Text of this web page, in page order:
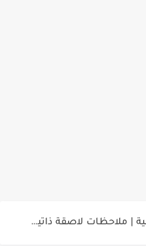
لوازم مدرسية ومكتبية | ملاحظات لاصقة ذاتية على شكل قلب...